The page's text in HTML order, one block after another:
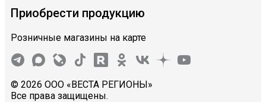
Приобрести продукцию
Розничные магазины на карте
© 2026 ООО «ВЕСТА РЕГИОНЫ»
Все права защищены.